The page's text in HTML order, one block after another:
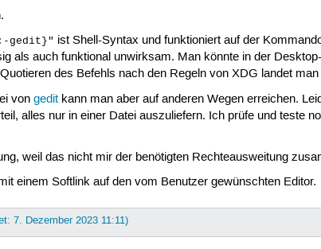
gedit}" ist Shell-Syntax und funktioniert auf der
als auch funktional unwirksam. Man könnte in der
des Befehls nach den Regeln von XDG landet man
von geditkann man aber auf anderen Wegen erreichen.
alles nur in einer Datei auszuliefern. Ich prüfe und teste
weil das nicht mir der benötigten Rechteausweitung
einem Softlink auf den vom Benutzer gewünschten Editor.
7. Dezember 2023 11:11)